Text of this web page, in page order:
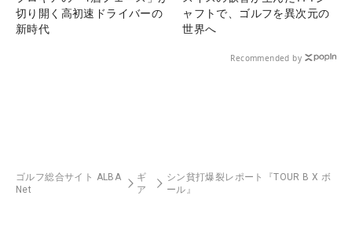
切り開く高初速ドライバーの
新時代
ャフトで、ゴルフを異次元の
世界へ
Recommended by
ゴルフ総合サイト ALBA
Net
ギ
ア
シン貧打爆裂レポート『TOUR B X ボ
ール』